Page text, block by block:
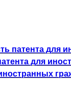
патента для
для